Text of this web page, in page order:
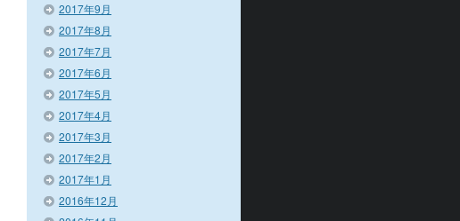
2017年9月
2017年8月
2017年7月
2017年6月
2017年5月
2017年4月
2017年3月
2017年2月
2017年1月
2016年12月